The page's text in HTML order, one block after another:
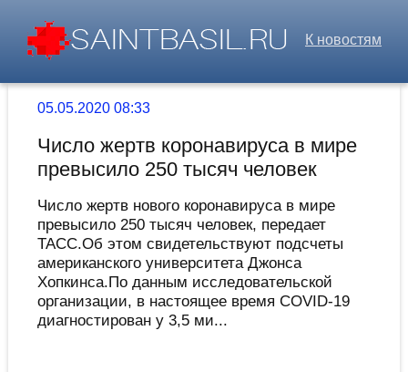
К новостям
05.05.2020 08:33
Число жертв коронавируса в мире
превысило 250 тысяч человек
Число жертв нового коронавируса в мире
превысило 250 тысяч человек, передает
ТАСС.Об этом свидетельствуют подсчеты
американского университета Джонса
Хопкинса.По данным исследовательской
организации, в настоящее время COVID-19
диагностирован у 3,5 ми...